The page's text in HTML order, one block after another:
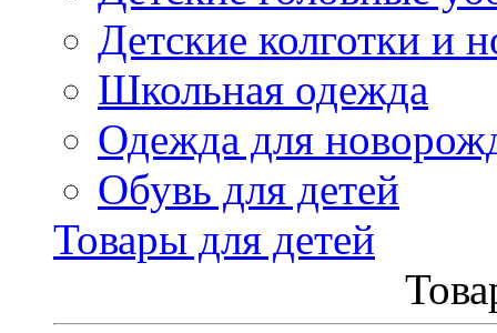
Детские колготки и
Школьная одежда
Одежда для
Обувь для детей
Товары для детей